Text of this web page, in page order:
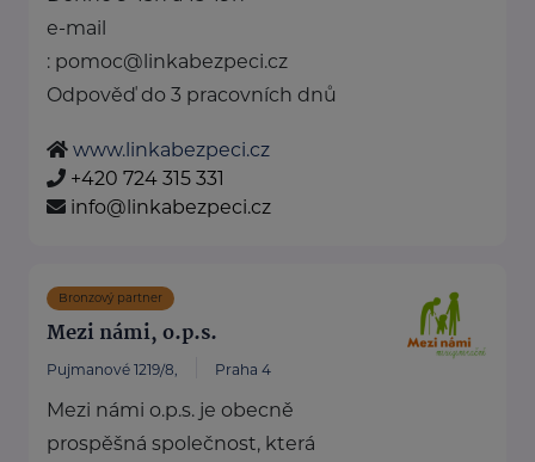
e-mail
: pomoc@linkabezpeci.cz
Odpověď do 3 pracovních dnů
www.linkabezpeci.cz
+420 724 315 331
info@linkabezpeci.cz
Bronzový partner
Mezi námi, o.p.s.
Pujmanové 1219/8, Praha 4
Mezi námi o.p.s. je obecně
prospěšná společnost, která